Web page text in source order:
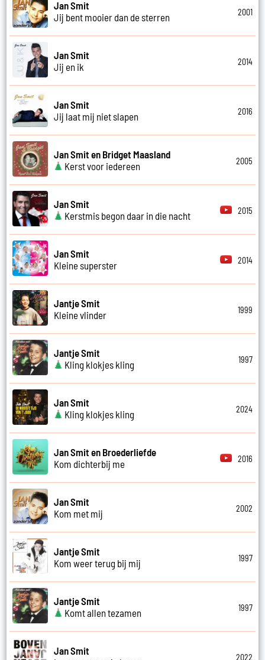
Jan Smit
Jij bent mooier dan de sterren
2001
Jan Smit
Jij en ik
2014
Jan Smit
Jij laat mij niet slapen
2016
Jan Smit en Bridget Maasland
Kerst voor iedereen
2005
Jan Smit
Kerstmis begon daar in die nacht
2015
Jan Smit
Kleine superster
2014
Jantje Smit
Kleine vlinder
1999
Jantje Smit
Kling klokjes kling
1997
Jan Smit
Kling klokjes kling
2024
Jan Smit en Broederliefde
Kom dichterbij me
2016
Jan Smit
Kom met mij
2002
Jantje Smit
Kom weer terug bij mij
1997
Jantje Smit
Komt allen tezamen
1997
Jan Smit
2022